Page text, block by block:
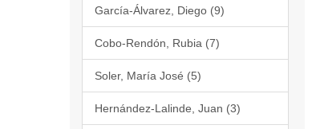
García-Álvarez, Diego (9)
Cobo-Rendón, Rubia (7)
Soler, María José (5)
Hernández-Lalinde, Juan (3)